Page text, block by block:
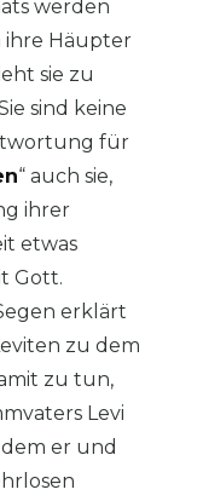
werden
ihre Häupter
sie zu
sind keine
für
“ auch sie,
ihrer
etwas
Gott.
erklärt
zu dem
zu tun,
Levi
er und